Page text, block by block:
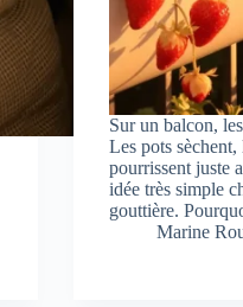
Sur un balcon,
Les pots
pourrissent juste
idée très simple
gouttière.
Marine